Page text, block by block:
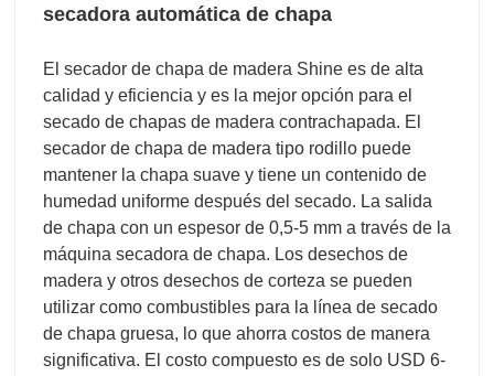
secadora automática de chapa
El secador de chapa de madera Shine es de alta
calidad y eficiencia y es la mejor opción para el
secado de chapas de madera contrachapada. El
secador de chapa de madera tipo rodillo puede
mantener la chapa suave y tiene un contenido de
humedad uniforme después del secado. La salida
de chapa con un espesor de 0,5-5 mm a través de la
máquina secadora de chapa. Los desechos de
madera y otros desechos de corteza se pueden
utilizar como combustibles para la línea de secado
de chapa gruesa, lo que ahorra costos de manera
significativa. El costo compuesto es de solo USD 6-